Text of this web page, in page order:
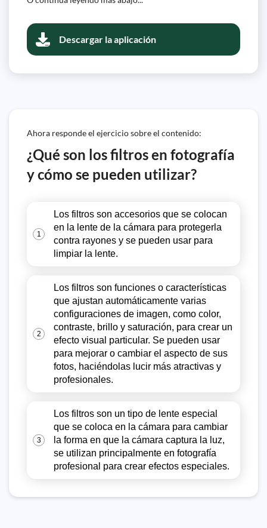
Descargar la aplicación
Ahora responde el ejercicio sobre el contenido:
¿Qué son los filtros en fotografía
y cómo se pueden utilizar?
1
Los filtros son accesorios que se colocan
en la lente de la cámara para protegerla
contra rayones y se pueden usar para
limpiar la lente.
2
Los filtros son funciones o características
que ajustan automáticamente varias
configuraciones de imagen, como color,
contraste, brillo y saturación, para crear un
efecto visual particular. Se pueden usar
para mejorar o cambiar el aspecto de sus
fotos, haciéndolas lucir más atractivas y
profesionales.
3
Los filtros son un tipo de lente especial
que se coloca en la cámara para cambiar
la forma en que la cámara captura la luz,
se utilizan principalmente en fotografía
profesional para crear efectos especiales.